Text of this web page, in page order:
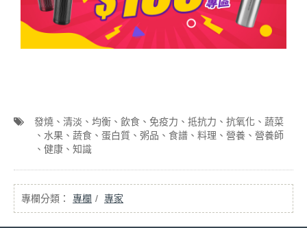
發燒 清淡 均衡 飲食 免疫力 抵抗力 抗氧化
蔬菜
水果
蔬食 蛋白質 粥品 食譜 料理 營養
營養師
健康
知識
專欄 專家